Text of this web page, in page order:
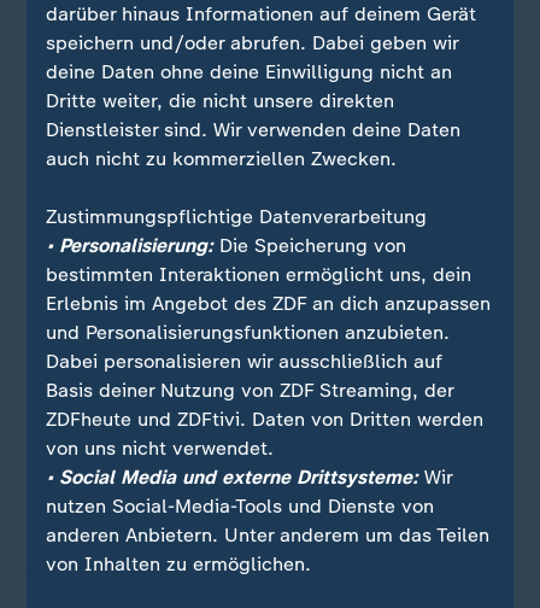
Stimmung in Deutschland
Bundestagswahl: So steht es in der
letzten Umfrage
Welche Partei führt in den Umfragen zur
Bundestagswahl? Wen hätten die Deutschen am
liebsten als Kanzler? Welche Koalitionen wären
möglich? Die wichtigsten Zahlen im Überblick.
von Robert Meyer
darüber hinaus Informationen auf deinem Gerät
speichern und/oder abrufen. Dabei geben wir
deine Daten ohne deine Einwilligung nicht an
Dritte weiter, die nicht unsere direkten
Dienstleister sind. Wir verwenden deine Daten
auch nicht zu kommerziellen Zwecken.
Zustimmungspflichtige Datenverarbeitung
• Personalisierung:Die Speicherung von
bestimmten Interaktionen ermöglicht uns, dein
Erlebnis im Angebot des ZDF an dich anzupassen
und Personalisierungsfunktionen anzubieten.
Dabei personalisieren wir ausschließlich auf
Basis deiner Nutzung von ZDF Streaming, der
ZDFheute und ZDFtivi. Daten von Dritten werden
von uns nicht verwendet.
• Social Media und externe Drittsysteme:Wir
nutzen Social-Media-Tools und Dienste von
anderen Anbietern. Unter anderem um das Teilen
von Inhalten zu ermöglichen.